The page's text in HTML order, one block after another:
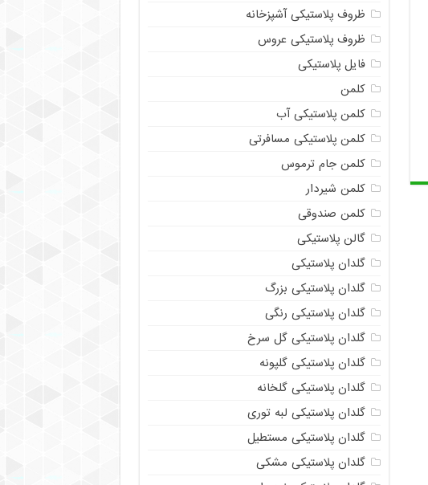
ظروف پلاستیکی آشپزخانه
ظروف پلاستیکی عروس
فایل پلاستیکی
کلمن
کلمن پلاستیکی آب
کلمن پلاستیکی مسافرتی
کلمن جام ترموس
کلمن شیردار
کلمن صندوقی
گالن پلاستیکی
گلدان پلاستیکی
گلدان پلاستیکی بزرگ
گلدان پلاستیکی رنگی
گلدان پلاستیکی گل سرخ
گلدان پلاستیکی گلپونه
گلدان پلاستیکی گلخانه
گلدان پلاستیکی لبه توری
گلدان پلاستیکی مستطیل
گلدان پلاستیکی مشکی